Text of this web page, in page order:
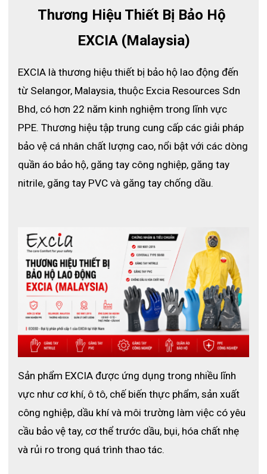
trong quy trình sản xuất.
Khác với găng tay cao su thông thường, 9300 được làm từ 100%
giảm nguy cơ dị ứng, tăng độ bền và
bằng clo giúp bề mặt găng mịn, dễ đeo – tháo, và giảm độ dính
giữa các lớp
, đảm bảo sự tiện lợi tối đa cho người dùng.
Đặc biệt, găng tay 9300 đạt chuẩn an toàn thực phẩm (Loại III)
biến thực phẩm, dược phẩm, phòng thí nghiệm, điện tử hoặc y
Găng tay chống hóa chất 9300
2. Thông số kỹ thuật của găng tay dùng một lần
Thương Hiệu Thiết Bị Bảo Hộ
EXCIA (Malaysia)
EXCIA là thương hiệu thiết bị bảo hộ lao động đến
từ Selangor, Malaysia, thuộc Excia Resources Sdn
Bhd, có hơn 22 năm kinh nghiệm trong lĩnh vực
PPE. Thương hiệu tập trung cung cấp các giải pháp
bảo vệ cá nhân chất lượng cao, nổi bật với các dòng
quần áo bảo hộ, găng tay công nghiệp, găng tay
nitrile, găng tay PVC và găng tay chống dầu.
Sản phẩm EXCIA được ứng dụng trong nhiều lĩnh
vực như cơ khí, ô tô, chế biến thực phẩm, sản xuất
công nghiệp, dầu khí và môi trường làm việc có yêu
cầu bảo vệ tay, cơ thể trước dầu, bụi, hóa chất nhẹ
và rủi ro trong quá trình thao tác.